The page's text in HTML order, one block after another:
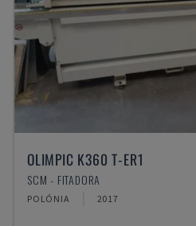
OLIMPIC K360 T-ER1
SCM - FITADORA
POLÓNIA 2017